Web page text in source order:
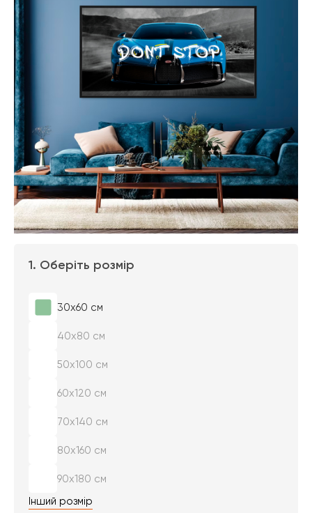
1. Оберіть розмір
30х60 см
40х80 см
50х100 см
60х120 см
70х140 см
80х160 см
90х180 см
Інший розмір